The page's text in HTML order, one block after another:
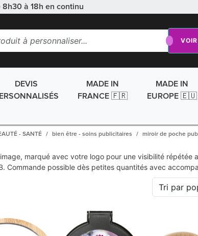
à 18h en continu
DEVIS
MADE IN
FRANCE 🇫🇷
MADE IN
EUROPE 🇪🇺
- SANTÉ bien être - soins publicitaires miroir de poche
marqué avec votre logo pour une visibilité
Commande possible dès petites quantités avec